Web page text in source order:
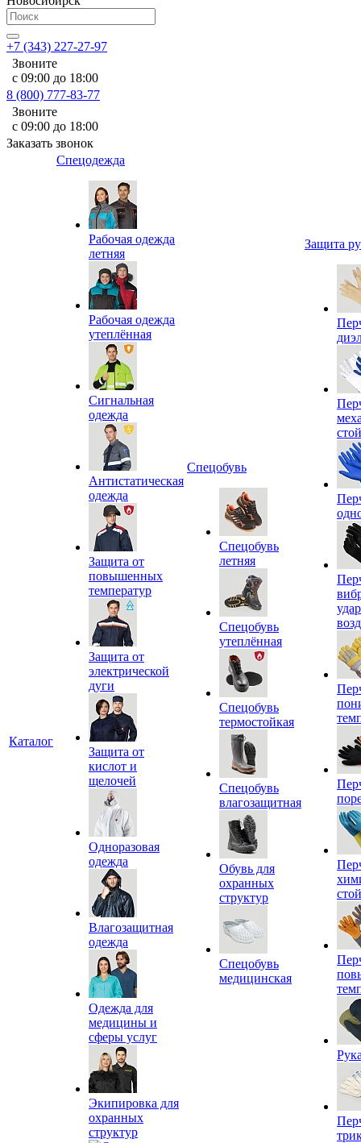
+7 (343) 227-27-97
Звоните
с 09:00 до 18:00
8 (800) 777-83-77
Звоните
с 09:00 до 18:00
Заказать звонок
Каталог
Спецодежда
Рабочая одежда
летняя
Рабочая одежда
утеплённая
Сигнальная
одежда
Антистатическая
одежда
Защита от
повышенных
температур
Защита от
электрической
дуги
Защита от
кислот и
щелочей
Одноразовая
одежда
Влагозащитная
одежда
Одежда для
медицины и
сферы услуг
Экипировка для
охранных
структур
Спецобувь
Спецобувь
летняя
Спецобувь
утеплённая
Спецобувь
термостойкая
Спецобувь
влагозащитная
Обувь для
охранных
структур
Спецобувь
медицинская
Защита